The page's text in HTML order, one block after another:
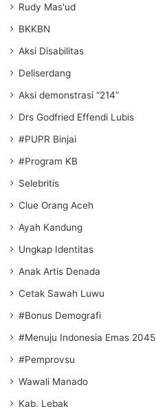
Rudy Mas'ud
BKKBN
Aksi Disabilitas
Deliserdang
Aksi demonstrasi “214”
Drs Godfried Effendi Lubis
#PUPR Binjai
#Program KB
Selebritis
Clue Orang Aceh
Ayah Kandung
Ungkap Identitas
Anak Artis Denada
Cetak Sawah Luwu
#Bonus Demografi
#Menuju Indonesia Emas 2045
#Pemprovsu
Wawali Manado
Kab. Lebak